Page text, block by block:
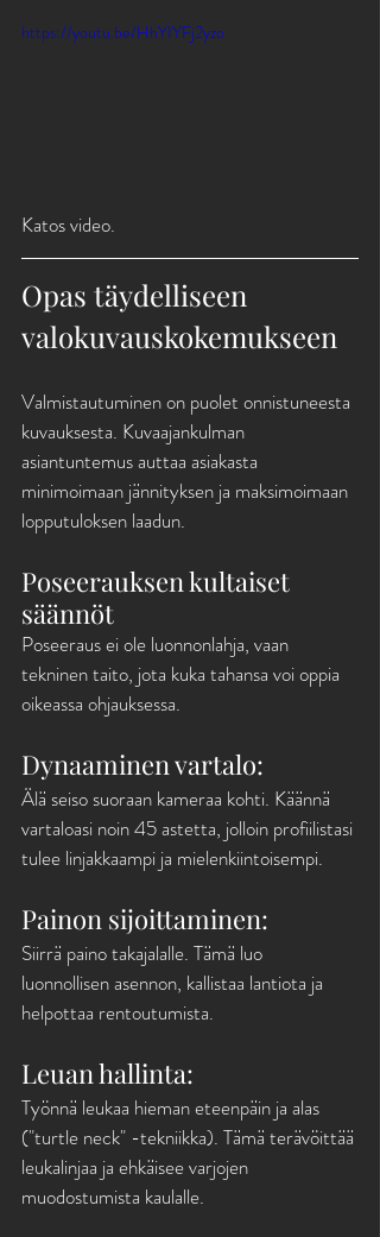
https://youtu.be/HhYIYFj2yzo
Katos video.
Opas täydelliseen
valokuvauskokemukseen
Valmistautuminen on puolet onnistuneesta
kuvauksesta. Kuvaajankulman
asiantuntemus auttaa asiakasta
minimoimaan jännityksen ja maksimoimaan
lopputuloksen laadun.
Poseerauksen kultaiset
säännöt
Poseeraus ei ole luonnonlahja, vaan
tekninen taito, jota kuka tahansa voi oppia
oikeassa ohjauksessa.
Dynaaminen vartalo:
Älä seiso suoraan kameraa kohti. Käännä
vartaloasi noin 45 astetta, jolloin profiilistasi
tulee linjakkaampi ja mielenkiintoisempi.
Painon sijoittaminen:
Siirrä paino takajalalle. Tämä luo
luonnollisen asennon, kallistaa lantiota ja
helpottaa rentoutumista.
Leuan hallinta:
Työnnä leukaa hieman eteenpäin ja alas
("turtle neck" -tekniikka). Tämä terävöittää
leukalinjaa ja ehkäisee varjojen
muodostumista kaulalle.